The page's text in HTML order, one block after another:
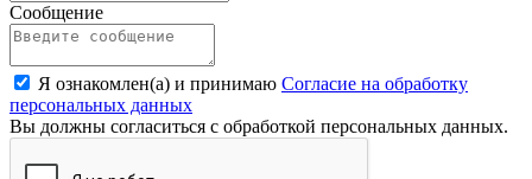
Сообщение
Я ознакомлен(а) и принимаю Согласие на обработку
персональных данных
Вы должны согласиться с обработкой персональных данных.